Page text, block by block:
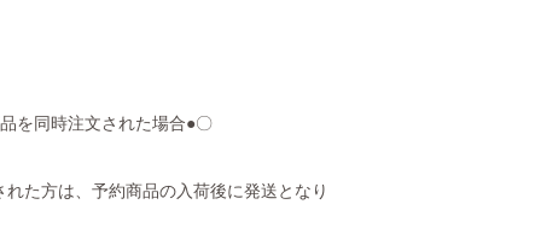
を同時注文された場合●〇
れた方は、予約商品の入荷後に発送となり